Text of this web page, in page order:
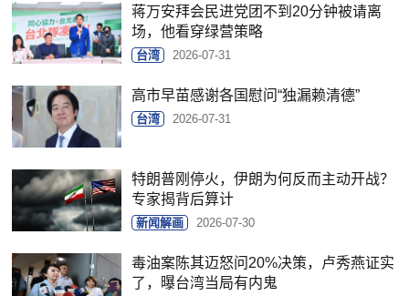
蒋万安拜会民进党团不到20分钟被请离
场，他看穿绿营策略
台湾 2026-07-31
高市早苗感谢各国慰问“独漏赖清德”
台湾 2026-07-31
特朗普刚停火，伊朗为何反而主动开战？
专家揭背后算计
新闻解画 2026-07-30
毒油案陈其迈怒问20%决策，卢秀燕证实
了，曝台湾当局有内鬼